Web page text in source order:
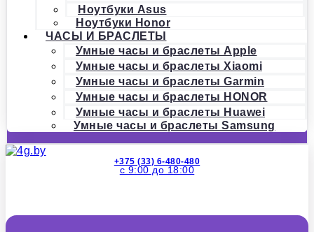
Ноутбуки Asus
Ноутбуки Honor
ЧАСЫ И БРАСЛЕТЫ
Умные часы и браслеты Apple
Умные часы и браслеты Xiaomi
Умные часы и браслеты Garmin
Умные часы и браслеты HONOR
Умные часы и браслеты Huawei
Умные часы и браслеты Samsung
+375 (33) 6-480-480
с 9:00 до 18:00